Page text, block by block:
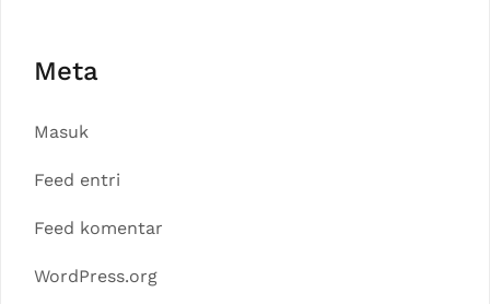
Meta
Masuk
Feed entri
Feed komentar
WordPress.org